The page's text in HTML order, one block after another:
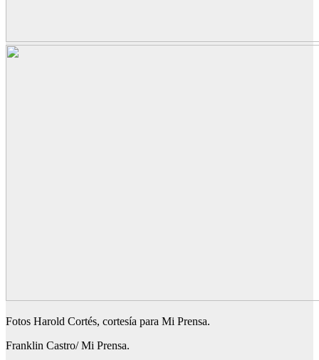
Fotos Harold Cortés, cortesía para Mi Prensa.
Franklin Castro/ Mi Prensa.